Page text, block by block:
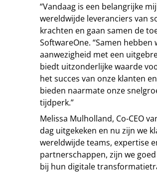
“Vandaag is een belangrijke
wereldwijde leveranciers van
krachten en gaan samen de
SoftwareOne. “Samen
aanwezigheid met een
biedt uitzonderlijke waarde
het succes van onze klanten
bieden naarmate onze
tijdperk.”
Melissa Mulholland, Co-CEO
dag uitgekeken en nu zijn we
wereldwijde teams, expertise
partnerschappen, zijn we
bij hun digitale